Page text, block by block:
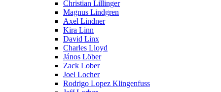
Christian Lillinger
Magnus Lindgren
Axel Lindner
Kira Linn
David Linx
Charles Lloyd
János Löber
Zack Lober
Joel Locher
Rodrigo Lopez Klingenfuss